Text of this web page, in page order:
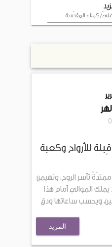
كربلاء المقدّسة
للأرواح وكعبة
تأسر الروح، وتهيمن
الموالي أمام هذا
ويحسب ساعاتها ودق
المزيد